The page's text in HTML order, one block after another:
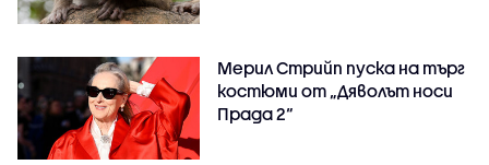
Мерил Стрийп пуска на търг
костюми от „Дяволът носи
Прада 2“